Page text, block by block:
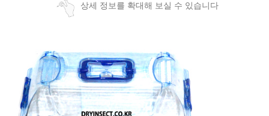
상세 정보를 확대해 보실 수 있습니다